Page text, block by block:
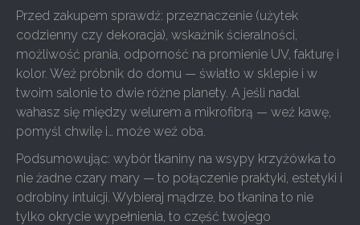
Przed zakupem sprawdź: przeznaczenie (użytek
codzienny czy dekoracja), wskaźnik ścieralności,
możliwość prania, odporność na promienie UV, fakturę i
kolor. Weź próbnik do domu — światło w sklepie i w
twoim salonie to dwie różne planety. A jeśli nadal
wahasz się między welurem a mikrofibrą — weź kawę,
pomyśl chwilę i… może weź oba.
Podsumowując: wybór tkaniny na wsypy krzyżówka to
nie żadne czary mary — to połączenie praktyki, estetyki i
odrobiny intuicji. Wybieraj mądrze, bo tkanina to nie
tylko okrycie wypełnienia, to część twojego